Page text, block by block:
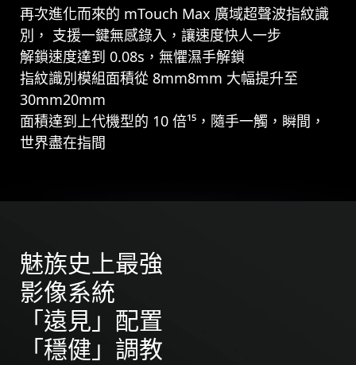
再次進化而來的 mTouch Max 廣域超聲波指紋識
別， 支援一鍵無感錄入，讓速度快人一步
解鎖速度達到 0.08s，無懼濕手解鎖
指紋識別模組面積從 8mm8mm 大幅提升至
30mm20mm
面積達到上代機型的 10 倍¹⁵，隨手一觸，瞬間，
世界盡在指間
魅族史上最強
影像系統
「遠見」配置
「穩健」調教